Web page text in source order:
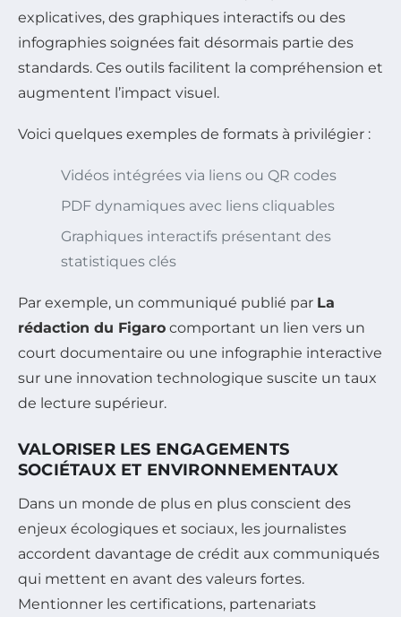
explicatives, des graphiques interactifs ou des
infographies soignées fait désormais partie des
standards. Ces outils facilitent la compréhension et
augmentent l’impact visuel.
Voici quelques exemples de formats à privilégier :
Vidéos intégrées via liens ou QR codes
PDF dynamiques avec liens cliquables
Graphiques interactifs présentant des
statistiques clés
Par exemple, un communiqué publié par La
rédaction du Figaro comportant un lien vers un
court documentaire ou une infographie interactive
sur une innovation technologique suscite un taux
de lecture supérieur.
VALORISER LES ENGAGEMENTS
SOCIÉTAUX ET ENVIRONNEMENTAUX
Dans un monde de plus en plus conscient des
enjeux écologiques et sociaux, les journalistes
accordent davantage de crédit aux communiqués
qui mettent en avant des valeurs fortes.
Mentionner les certifications, partenariats